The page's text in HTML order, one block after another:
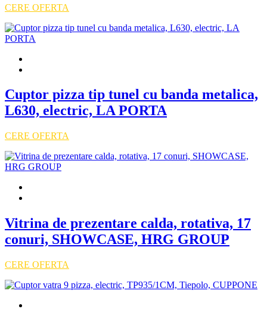
CERE OFERTA
Cuptor pizza tip tunel cu banda metalica,
L630, electric, LA PORTA
CERE OFERTA
Vitrina de prezentare calda, rotativa, 17
conuri, SHOWCASE, HRG GROUP
CERE OFERTA